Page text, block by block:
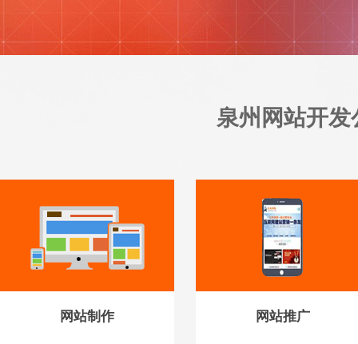
泉州网站开
网站制作 网站推广